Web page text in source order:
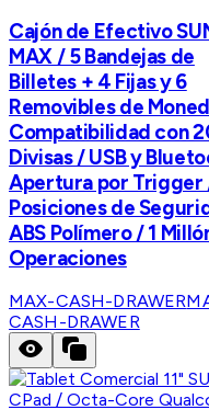
Cajón de Efectivo
MAX / 5 Bandejas de
Billetes + 4 Fijas y 6
Removibles de
Compatibilidad con
Divisas / USB y
Apertura por Trigger
Posiciones de
ABS Polímero / 1
Operaciones
MAX-CASH-DRAWER
CASH-DRAWER